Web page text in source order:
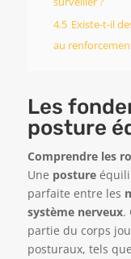
4.5 Existe-t-il
au
Les
posture
Comprendre les
Une posture
parfaite entre les
système nerveux.
partie du corps
posturaux, tels